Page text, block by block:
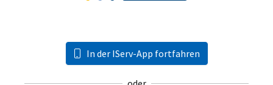
In der IServ-App fortfahren